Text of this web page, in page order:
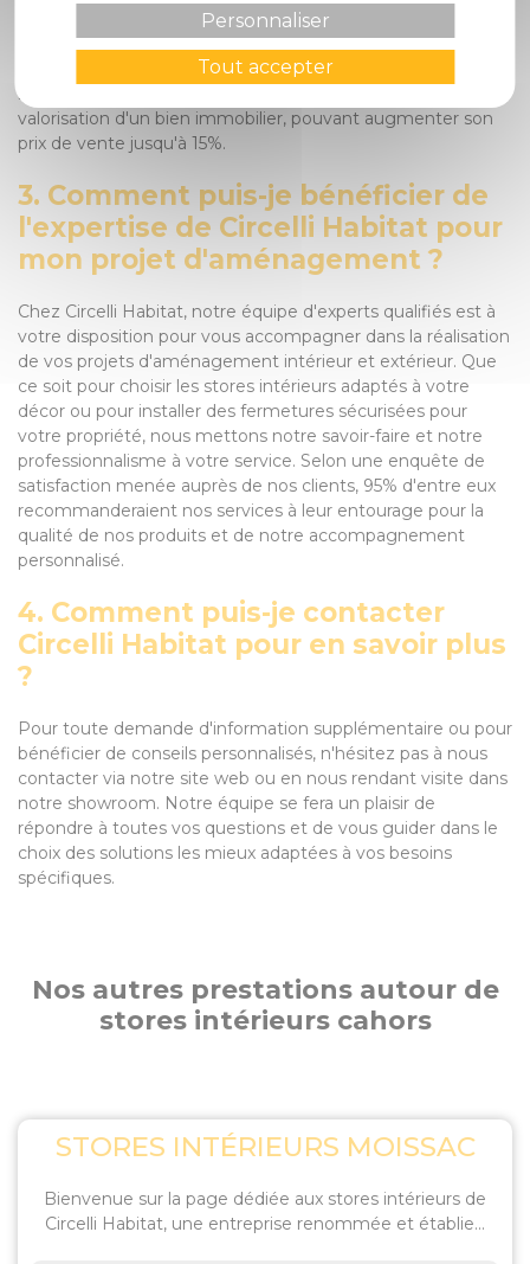
non seulement à améliorer le confort de votre foyer, mais
aussi à renforcer sa valeur patrimoniale. Selon une enquête
du secteur immobilier réalisée par l'INSEE, la qualité des
menuiseries et des fermetures influe directement sur la
valorisation d'un bien immobilier, pouvant augmenter son
prix de vente jusqu'à 15%.
3. Comment puis-je bénéficier de
l'expertise de Circelli Habitat pour
mon projet d'aménagement ?
Chez Circelli Habitat, notre équipe d'experts qualifiés est à
votre disposition pour vous accompagner dans la réalisation
de vos projets d'aménagement intérieur et extérieur. Que
ce soit pour choisir les stores intérieurs adaptés à votre
décor ou pour installer des fermetures sécurisées pour
votre propriété, nous mettons notre savoir-faire et notre
professionnalisme à votre service. Selon une enquête de
satisfaction menée auprès de nos clients, 95% d'entre eux
recommanderaient nos services à leur entourage pour la
qualité de nos produits et de notre accompagnement
personnalisé.
4. Comment puis-je contacter
Circelli Habitat pour en savoir plus
?
Pour toute demande d'information supplémentaire ou pour
bénéficier de conseils personnalisés, n'hésitez pas à nous
contacter via notre site web ou en nous rendant visite dans
notre showroom. Notre équipe se fera un plaisir de
répondre à toutes vos questions et de vous guider dans le
choix des solutions les mieux adaptées à vos besoins
spécifiques.
Nos autres prestations autour de
stores intérieurs cahors
STORES INTÉRIEURS MOISSAC
Bienvenue sur la page dédiée aux stores intérieurs de
Circelli Habitat, une entreprise renommée et établie...
Tout accepter
Personnaliser